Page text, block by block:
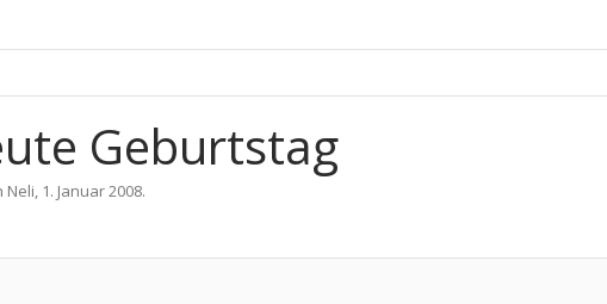
Geburtstag
Neli, 1. Januar 2008.